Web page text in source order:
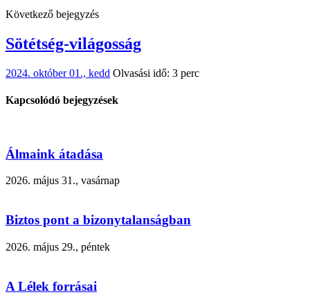
Következő bejegyzés
Sötétség-világosság
2024. október 01., kedd Olvasási idő: 3 perc
Kapcsolódó bejegyzések
Álmaink átadása
2026. május 31., vasárnap
Biztos pont a bizonytalanságban
2026. május 29., péntek
A Lélek forrásai